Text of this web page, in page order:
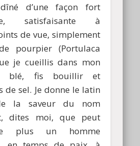
d’une façon fort
satisfaisante à
de vue, simplement
pourpier (Portulaca
je cueillis dans mon
blé, fis bouillir et
de sel. Je donne le latin
la saveur du nom
dites moi, que peut
plus un homme